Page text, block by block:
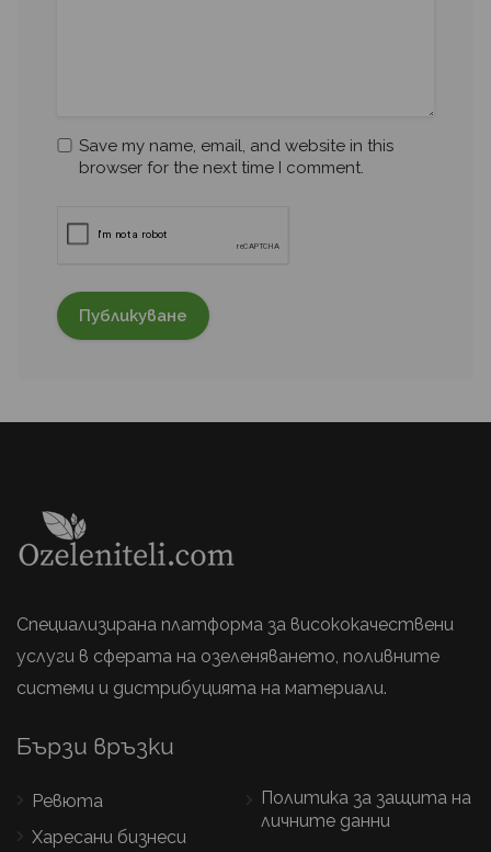
Save my name, email, and website in this
browser for the next time I comment.
Специализирана платформа за висококачествени
услуги в сферата на озеленяването, поливните
системи и дистрибуцията на материали.
Бързи връзки
Ревюта
Харесани бизнеси
Политика за защита на
личните данни